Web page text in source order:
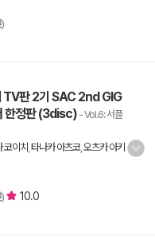
TV판 2기 SAC 2nd GIG
한정판 (3disc) - Vol.6: 서플
코이치 타나카 아츠코, 오츠카 아키
10.0